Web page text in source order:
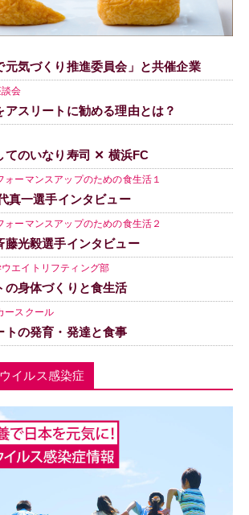
元気づくり推進委員会」と共催企業
会
アスリートに勧める理由とは？
てのいなり寿司 ✕ 横浜FC
ーマンスアップのための食生活１
真一選手インタビュー
ーマンスアップのための食生活２
藤光毅選手インタビュー
エイトリフティング部
の身体づくりと食生活
スクール
トの発育・発達と食事
イルス感染症